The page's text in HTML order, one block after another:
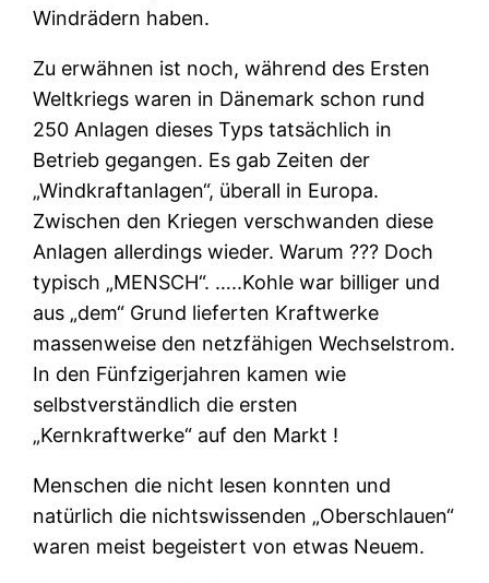
Windrädern haben.
Zu erwähnen ist noch, während des Ersten
Weltkriegs waren in Dänemark schon rund
250 Anlagen dieses Typs tatsächlich in
Betrieb gegangen. Es gab Zeiten der
„Windkraftanlagen“, überall in Europa.
Zwischen den Kriegen verschwanden diese
Anlagen allerdings wieder. Warum ??? Doch
typisch „MENSCH“. …..Kohle war billiger und
aus „dem“ Grund lieferten Kraftwerke
massenweise den netzfähigen Wechselstrom.
In den Fünfzigerjahren kamen wie
selbstverständlich die ersten
„Kernkraftwerke“ auf den Markt !
Menschen die nicht lesen konnten und
natürlich die nichtswissenden „Oberschlauen“
waren meist begeistert von etwas Neuem.